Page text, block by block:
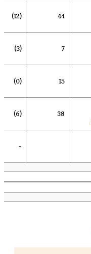
44
(12)
7
(3)
15
(0)
38
(6)
-